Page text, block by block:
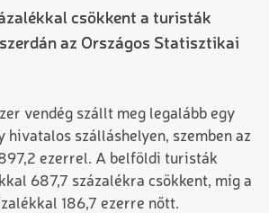
csökkent a turisták
az Országos Statisztikai
vendég szállt meg legalább egy
hivatalos szálláshelyen, szemben az
ezerrel. A belföldi turisták
687,7 százalékra csökkent, míg a
186,7 ezerre nőtt.